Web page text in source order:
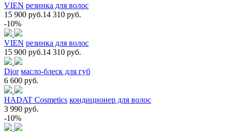
VIEN резинка для волос
15 900 руб.14 310 руб.
-10%
VIEN резинка для волос
15 900 руб.14 310 руб.
Dior масло-блеск для губ
6 600 руб.
HADAT Cosmetics кондиционер для волос
3 990 руб.
-10%